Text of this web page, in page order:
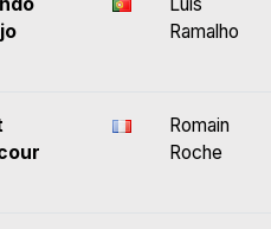
Ramalho
Romain
Roche